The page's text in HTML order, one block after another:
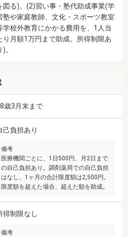
図る)。(2)習い事・塾代助成事業(学
塾や家庭教師、文化・スポーツ教室
学校外教育にかかる費用を、1人当
り月額1万円まで助成。所得制限あ
)。
歳3月末まで
己負担あり
備考
医療機関ごとに、1日500円、月2日まで
の自己負担あり。調剤薬局での自己負担
はなし。1ヶ月の合計限度額は2,500円。
限度額を超えた場合、超えた額を助成。
得制限なし
備考